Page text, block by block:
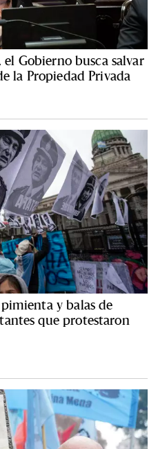
Gobierno busca salvar
la Propiedad Privada
y balas de
que protestaron